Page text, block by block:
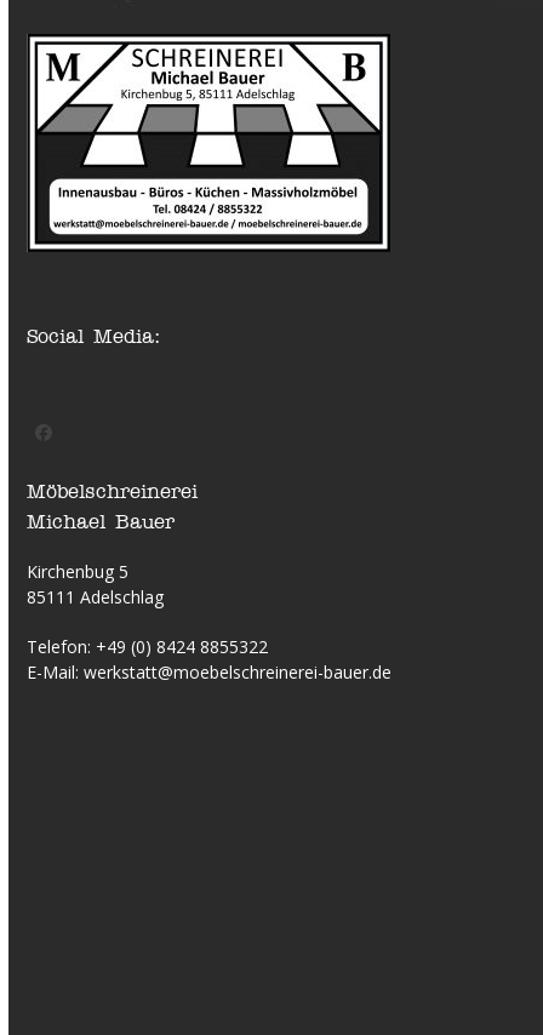
Social Media:
Möbelschreinerei
Michael Bauer
Kirchenbug 5
85111 Adelschlag
Telefon: +49 (0) 8424 8855322
E-Mail:werkstatt@moebelschreinerei-bauer.de